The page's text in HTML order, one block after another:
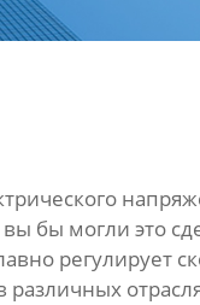
бы могли это
регулирует
различных